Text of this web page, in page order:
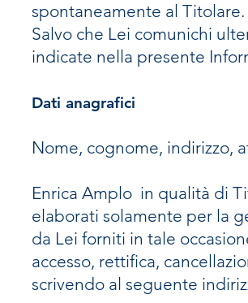
spontaneamente al Titolare.
Salvo che Lei comunichi
indicate nella presente
Dati anagrafici
Nome, cognome, indirizzo,
Enrica Amplo in qualità di
elaborati solamente per la
da Lei forniti in tale
accesso, rettifica,
scrivendo al seguente